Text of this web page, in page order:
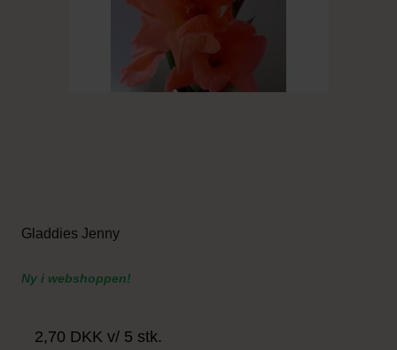
Gladdies Jenny
Ny i webshoppen!
2,70 DKK v/ 5 stk.